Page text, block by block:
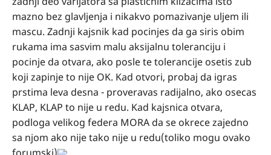
mazno bez glavljenja i nikakvo pomazivanje uljem ili
mascu. Zadnji kajsnik kad pocinjes da ga siris obim
rukama ima sasvim malu aksijalnu toleranciju i
pocinje da otvara, ako posle te tolerancije osetis zub
koji zapinje to nije OK. Kad otvori, probaj da igras
prstima leva desna - proveravas radijalno, ako osecas
KLAP, KLAP to nije u redu. Kad kajsnica otvara,
podloga velikog federa MORA da se okrece zajedno
sa njom ako nije tako nije u redu(toliko mogu ovako